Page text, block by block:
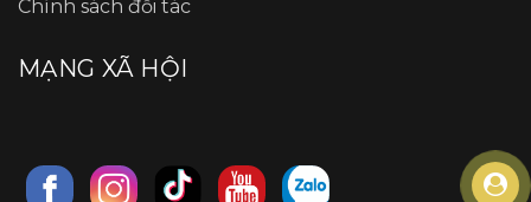
Chính sách đối tác
MẠNG XÃ HỘI